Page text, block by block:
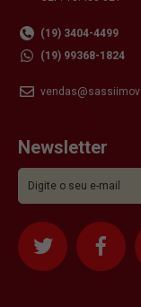
(19) 3404-4499
(19) 99368-1824
Newsletter